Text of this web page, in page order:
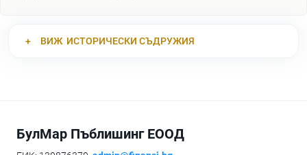
ВИЖ ИСТОРИЧЕСКИ СЪДРУЖИЯ
БулМар Пъблишинг ЕООД